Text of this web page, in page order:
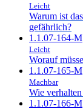
Leicht
Warum ist
gefährlich?
1.1.07-164-M
Leicht
Worauf
1.1.07-165-M
Machbar
Wie
1.1.07-166-M